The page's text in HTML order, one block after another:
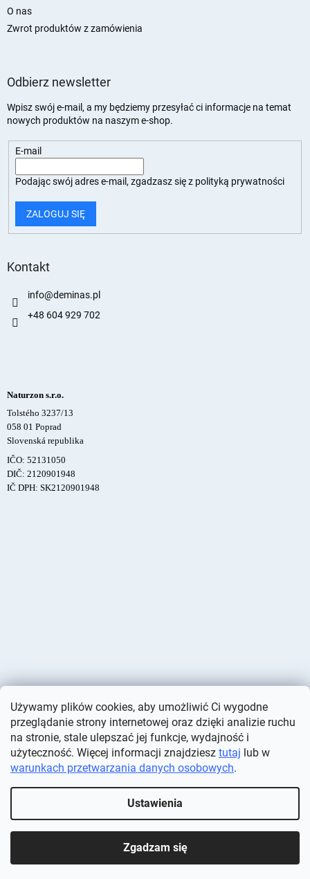
Używamy plików cookies, aby umożliwić Ci wygodne
przeglądanie strony internetowej oraz dzięki analizie ruchu
na stronie, stale ulepszać jej funkcje, wydajność i
użyteczność. Więcej informacji znajdziesz tutaj lub w
warunkach przetwarzania danych osobowych.
Ustawienia
Zgadzam się
O nas
Zwrot produktów z zamówienia
Odbierz newsletter
Wpisz swój e-mail, a my będziemy przesyłać ci informacje na temat
nowych produktów na naszym e-shop.
E-mail
Podając swój adres e-mail, zgadzasz się z polityką prywatności
ZALOGUJ SIĘ
Kontakt
info@deminas.pl
+48 604 929 702
Naturzon s.r.o.
Tolstého 3237/13
058 01 Poprad
Slovenská republika
IČO: 52131050
DIČ: 2120901948
IČ DPH: SK2120901948